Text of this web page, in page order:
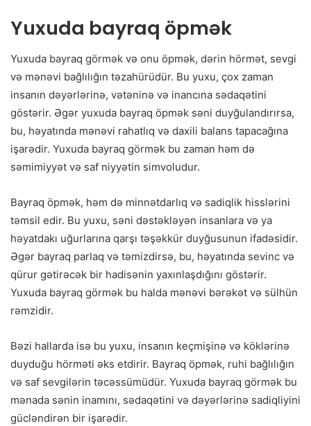
Yuxuda bayraq öpmək
Yuxuda bayraq görmək və onu öpmək, dərin hörmət, sevgi
və mənəvi bağlılığın təzahürüdür. Bu yuxu, çox zaman
insanın dəyərlərinə, vətəninə və inancına sədaqətini
göstərir. Əgər yuxuda bayraq öpmək səni duyğulandırırsa,
bu, həyatında mənəvi rahatlıq və daxili balans tapacağına
işarədir. Yuxuda bayraq görmək bu zaman həm də
səmimiyyət və saf niyyətin simvoludur.
Bayraq öpmək, həm də minnətdarlıq və sadiqlik hisslərini
təmsil edir. Bu yuxu, səni dəstəkləyən insanlara və ya
həyatdakı uğurlarına qarşı təşəkkür duyğusunun ifadəsidir.
Əgər bayraq parlaq və təmizdirsə, bu, həyatında sevinc və
qürur gətirəcək bir hadisənin yaxınlaşdığını göstərir.
Yuxuda bayraq görmək bu halda mənəvi bərəkət və sülhün
rəmzidir.
Bəzi hallarda isə bu yuxu, insanın keçmişinə və köklərinə
duyduğu hörməti əks etdirir. Bayraq öpmək, ruhi bağlılığın
və saf sevgilərin təcəssümüdür. Yuxuda bayraq görmək bu
mənada sənin inamını, sədaqətini və dəyərlərinə sadiqliyini
gücləndirən bir işarədir.